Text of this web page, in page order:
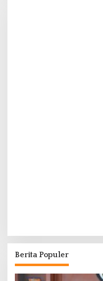
Berita Populer